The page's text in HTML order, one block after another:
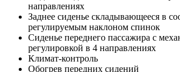
направлениях
Заднее сиденье складывающееся в
регулируемым наклоном спинок
Сиденье переднего пассажира с
регулировкой в 4 направлениях
Климат-контроль
Обогрев передних сидений